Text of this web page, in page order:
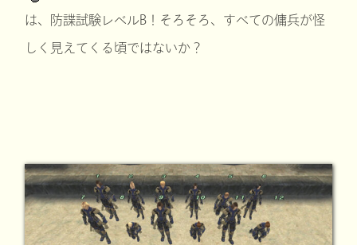
は、防諜試験レベルB！そろそろ、すべての傭兵が怪
しく見えてくる頃ではないか？